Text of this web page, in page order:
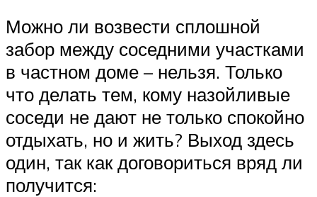
Можно ли возвести сплошной
забор между соседними участками
в частном доме – нельзя. Только
что делать тем, кому назойливые
соседи не дают не только спокойно
отдыхать, но и жить? Выход здесь
один, так как договориться вряд ли
получится: